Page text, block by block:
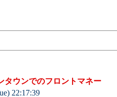
タウンでのフロントマネー
22:17:39